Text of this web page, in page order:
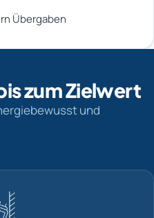
Übergaben
zum Zielwert
und